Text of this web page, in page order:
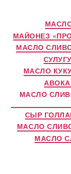
МАЙОНЕЗ
МАСЛО
МАСЛО
МАСЛО
СЫР
МАСЛО
МАСЛО